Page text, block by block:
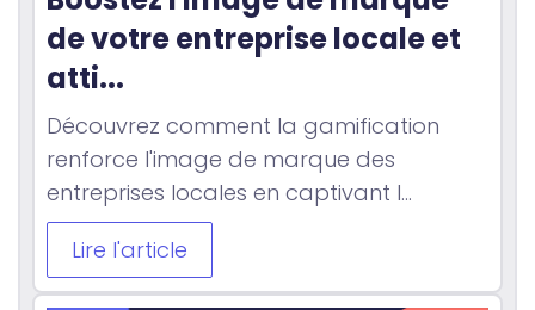
de votre entreprise locale et
atti...
Découvrez comment la gamification
renforce l'image de marque des
entreprises locales en captivant l...
Lire l'article